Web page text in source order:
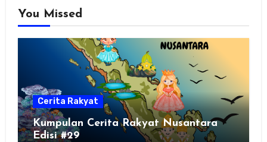
You Missed
Cerita Rakyat
Kumpulan Cerita Rakyat Nusantara
Edisi #29